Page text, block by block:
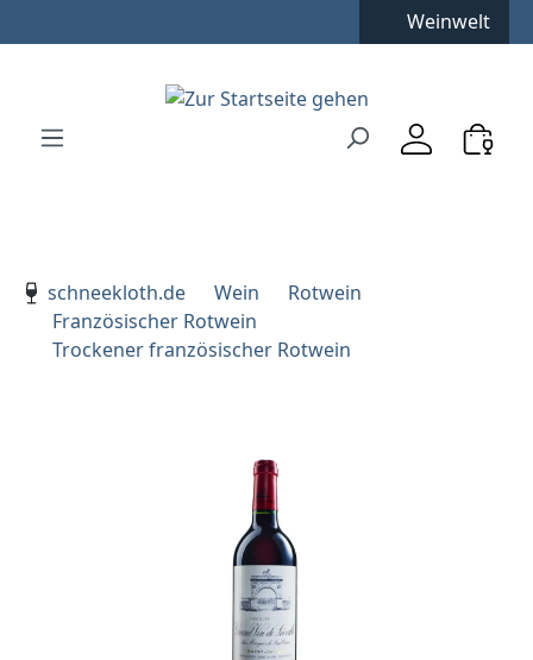
Zur Hauptnavigation springen
Weinwelt
schneekloth.de
Wein
Rotwein
Französischer Rotwein
Trockener französischer Rotwein
Bildergalerie überspringen